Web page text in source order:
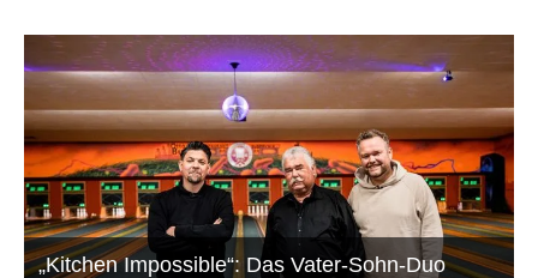
„Kitchen Impossible“: Das Vater-Sohn-Duo